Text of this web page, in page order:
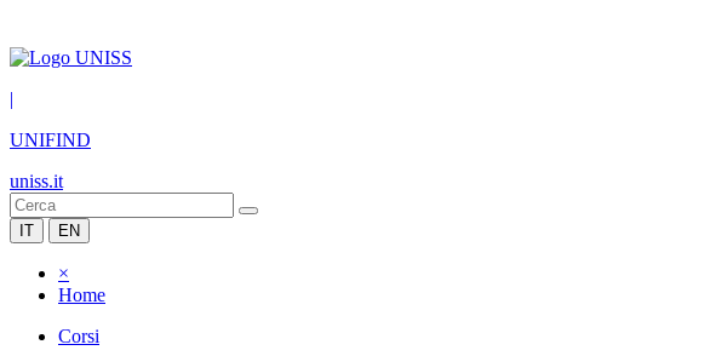
|
UNIFIND
uniss.it
IT EN
×
Home
Corsi